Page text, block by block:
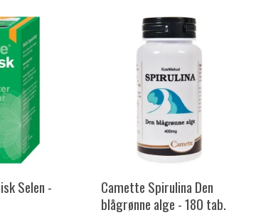
Selen -
Camette Spirulina Den
blågrønne alge - 180 tab.